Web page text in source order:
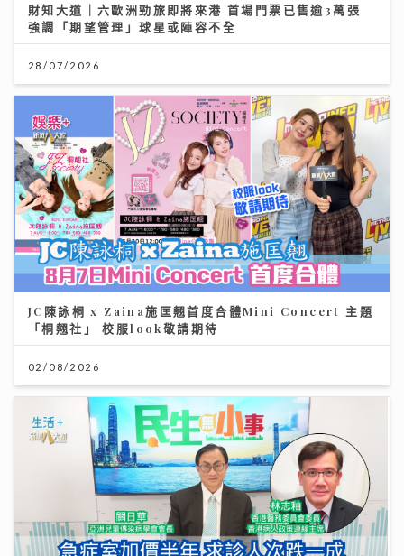
財知大道｜六歐洲勁旅即將來港 首場門票已售逾3萬張
強調「期望管理」球星或陣容不全
28/07/2026
JC陳詠桐 x Zaina施匡翹首度合體Mini Concert 主題
「桐翹社」 校服look敬請期待
02/08/2026